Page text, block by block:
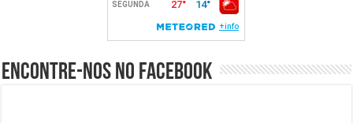
Encontre-nos no Facebook